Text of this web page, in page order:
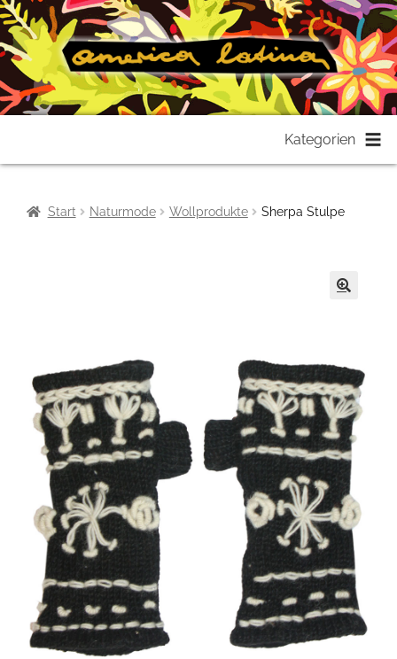
springen
springen
Kategorien
Start Naturmode Wollprodukte Sherpa Stulpe